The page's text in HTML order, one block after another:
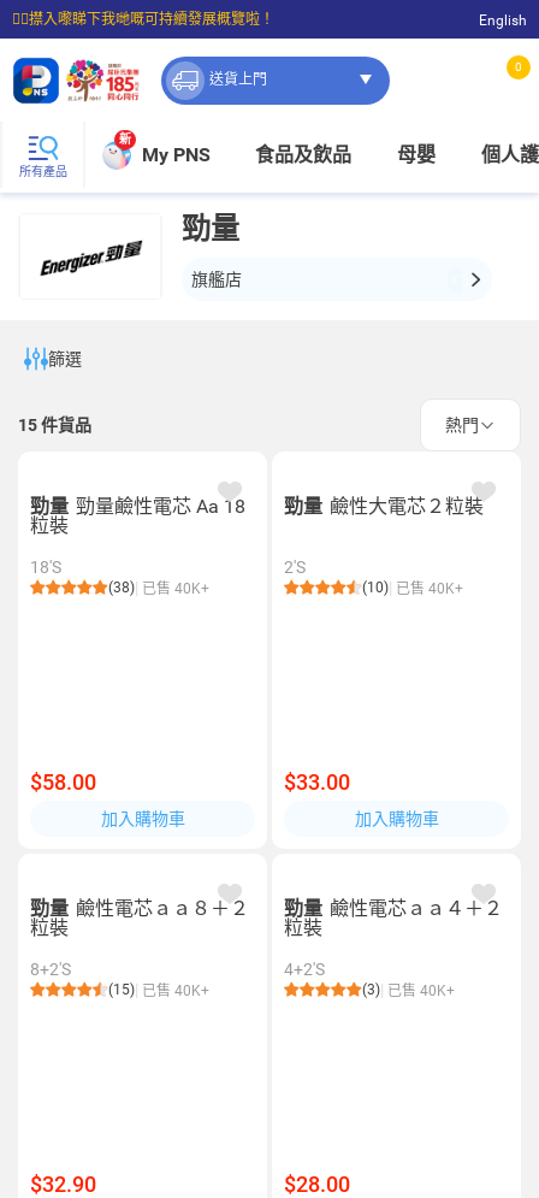
☝🏼㩒入嚟睇下我哋嘅可持續發展概覽啦！
⭐購物滿$399即享免費送貨；滿$100即可免費店取。
English
送貨上門
0
所有產品
新
My PNS 食品及飲品 母嬰 個人
勁量
旗艦店
篩選
15件貨品 熱門
勁量 勁量鹼性電芯 Aa 18
粒裝
18'S
(38) 已售 40K+
$58.00
加入購物車
勁量 鹼性大電芯２粒裝
2'S
(10) 已售 40K+
$33.00
加入購物車
勁量 鹼性電芯ａａ８＋２
粒裝
8+2'S
(15) 已售 40K+
$32.90
勁量 鹼性電芯ａａ４＋２
粒裝
4+2'S
(3) 已售 40K+
$28.00